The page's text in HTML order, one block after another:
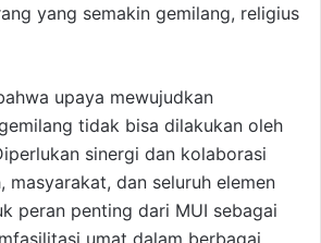
yang semakin gemilang, religius
upaya mewujudkan
tidak bisa dilakukan oleh
sinergi dan kolaborasi
masyarakat, dan seluruh elemen
peran penting dari MUI sebagai